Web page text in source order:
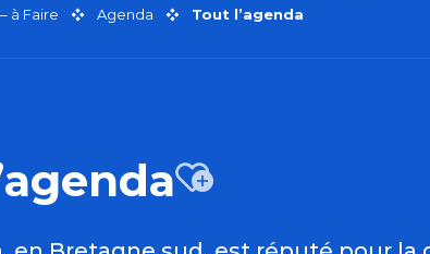
à Faire Agenda Tout l’agenda
Ajouter